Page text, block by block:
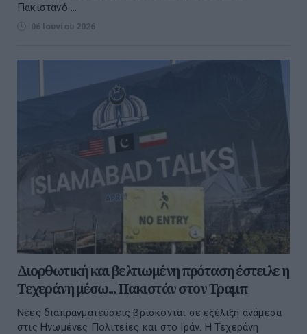
Πακιστανό ...
06 Ιουνίου 2026
Διορθωτική και βελτιωμένη πρόταση έστειλε η
Τεχεράνη μέσω... Πακιστάν στον Τραμπ
Νέες διαπραγματεύσεις βρίσκονται σε εξέλιξη ανάμεσα
στις Ηνωμένες Πολιτείες και στο Ιράν. Η Τεχεράνη